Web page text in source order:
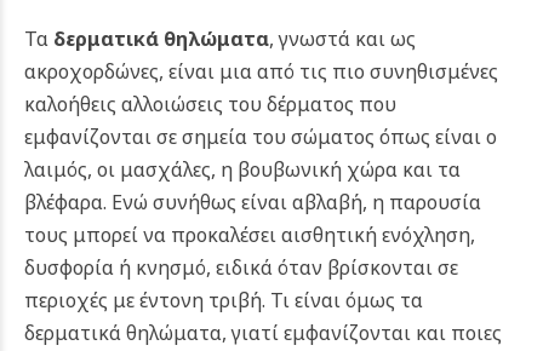
Τα δερματικά θηλώματα, γνωστά και ως
ακροχορδώνες, είναι μια από τις πιο συνηθισμένες
καλοήθεις αλλοιώσεις του δέρματος που
εμφανίζονται σε σημεία του σώματος όπως είναι ο
λαιμός, οι μασχάλες, η βουβωνική χώρα και τα
βλέφαρα. Ενώ συνήθως είναι αβλαβή, η παρουσία
τους μπορεί να προκαλέσει αισθητική ενόχληση,
δυσφορία ή κνησμό, ειδικά όταν βρίσκονται σε
περιοχές με έντονη τριβή. Τι είναι όμως τα
δερματικά θηλώματα, γιατί εμφανίζονται και ποιες